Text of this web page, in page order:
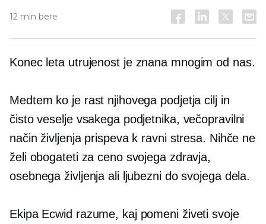
12 min bere
Konec leta utrujenost je znana mnogim od nas.
Medtem ko je rast njihovega podjetja cilj in
čisto veselje vsakega podjetnika, večopravilni
način življenja prispeva k ravni stresa. Nihče ne
želi obogateti za ceno svojega zdravja,
osebnega življenja ali ljubezni do svojega dela.
Ekipa Ecwid razume, kaj pomeni živeti svoje